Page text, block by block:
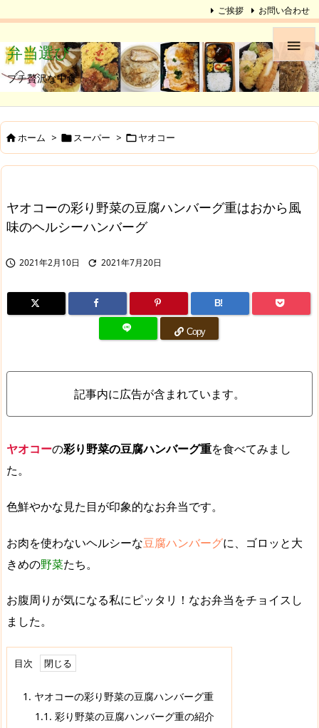

ご挨拶 お問い合わせ
弁当選び
プチ贅沢な中食
ホーム > スーパー > ヤオコー
ヤオコーの彩り野菜の豆腐ハンバーグ重はおから風
味のヘルシーハンバーグ
 2021年2月10日  2021年7月20日
B!
Copy
記事内に広告が含まれています。
ヤオコーの彩り野菜の豆腐ハンバーグ重を食べてみまし
た。
色鮮やかな見た目が印象的なお弁当です。
お肉を使わないヘルシーな豆腐ハンバーグに、ゴロッと大
きめの野菜たち。
お腹周りが気になる私にピッタリ！なお弁当をチョイスし
ました。
目次
1. ヤオコーの彩り野菜の豆腐ハンバーグ重
1.1. 彩り野菜の豆腐ハンバーグ重の紹介